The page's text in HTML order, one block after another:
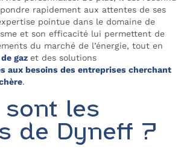
rapidement aux attentes de ses
pointue dans le domaine de
et son efficacité lui permettent de
du marché de l’énergie, tout en
gaz et des solutions
aux besoins des entreprises cherchant
.
sont les
de Dyneff ?